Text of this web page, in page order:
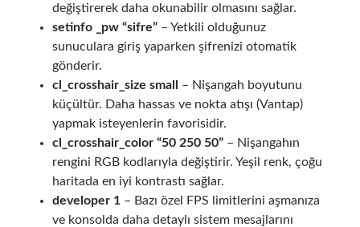
değiştirerek daha okunabilir olmasını sağlar.
setinfo _pw “sifre”– Yetkili olduğunuz
sunuculara giriş yaparken şifrenizi otomatik
gönderir.
cl_crosshair_size small
– Nişangah boyutunu
küçültür. Daha hassas ve nokta atışı (Vantap)
yapmak isteyenlerin favorisidir.
cl_crosshair_color “50 250 50”– Nişangahın
rengini RGB kodlarıyla değiştirir. Yeşil renk, çoğu
haritada en iyi kontrastı sağlar.
developer 1– Bazı özel FPS limitlerini aşmanıza
ve konsolda daha detaylı sistem mesajlarını